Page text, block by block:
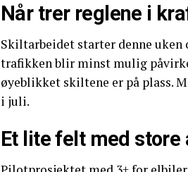
Når trer reglene i
Skiltarbeidet starter denne
trafikken blir minst mulig
øyeblikket skiltene er på plass.
i juli.
Et lite felt med store